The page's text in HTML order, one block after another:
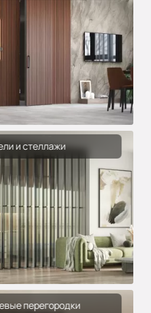
и стеллажи
перегородки